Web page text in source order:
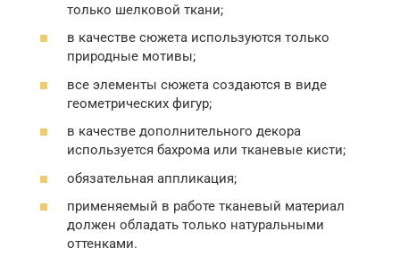
только шелковой ткани;
в качестве сюжета используются только
природные мотивы;
все элементы сюжета создаются в виде
геометрических фигур;
в качестве дополнительного декора
используется бахрома или тканевые кисти;
обязательная аппликация;
применяемый в работе тканевый материал
должен обладать только натуральными
оттенками.